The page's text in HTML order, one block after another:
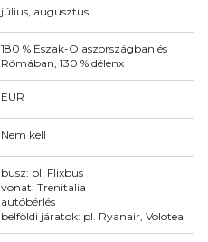
július, augusztus
180 % Észak-Olaszországban és
Rómában, 130 % délenx
EUR
Nem kell
busz: pl. Flixbus
vonat: Trenitalia
autóbérlés
belföldi járatok: pl. Ryanair, Volotea